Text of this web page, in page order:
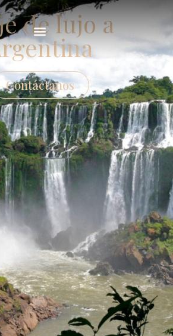
de lujo a
Contáctanos